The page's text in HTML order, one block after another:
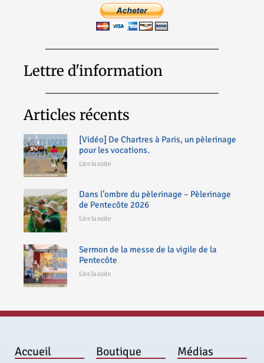
Lettre d'information
Articles récents
[Vidéo] De Chartres à Paris, un pèlerinage
pour les vocations.
Lire la suite
Dans l’ombre du pèlerinage – Pèlerinage
de Pentecôte 2026
Lire la suite
Sermon de la messe de la vigile de la
Pentecôte
Lire la suite
Accueil
Boutique Médias